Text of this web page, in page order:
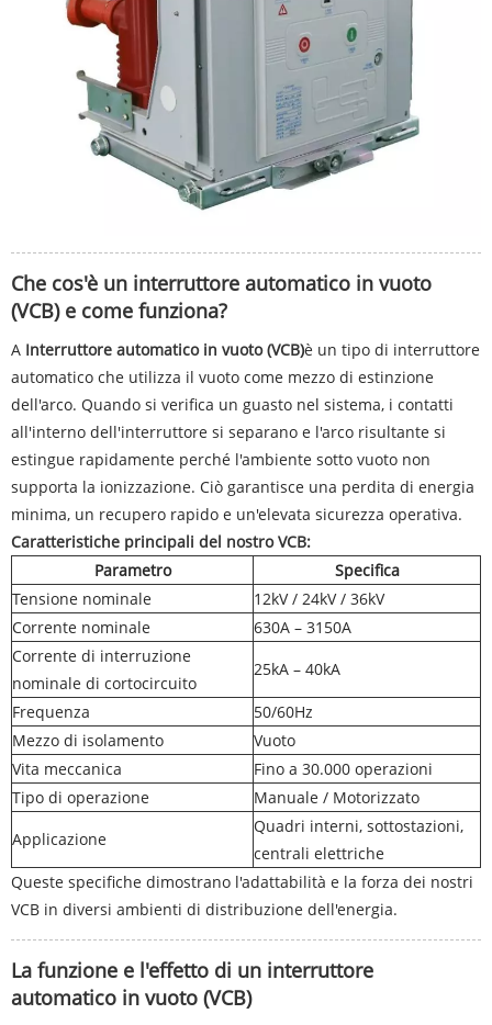
Che cos'è un interruttore automatico in vuoto
(VCB) e come funziona?
A Interruttore automatico in vuoto (VCB)è un tipo di interruttore
automatico che utilizza il vuoto come mezzo di estinzione
dell'arco. Quando si verifica un guasto nel sistema, i contatti
all'interno dell'interruttore si separano e l'arco risultante si
estingue rapidamente perché l'ambiente sotto vuoto non
supporta la ionizzazione. Ciò garantisce una perdita di energia
minima, un recupero rapido e un'elevata sicurezza operativa.
Caratteristiche principali del nostro VCB:
Parametro
Specifica
Tensione nominale
12kV / 24kV / 36kV
Corrente nominale
630A – 3150A
Corrente di interruzione
nominale di cortocircuito
25kA – 40kA
Frequenza
50/60Hz
Mezzo di isolamento
Vuoto
Vita meccanica
Fino a 30.000 operazioni
Tipo di operazione
Manuale / Motorizzato
Applicazione
Quadri interni, sottostazioni,
centrali elettriche
Queste specifiche dimostrano l'adattabilità e la forza dei nostri
VCB in diversi ambienti di distribuzione dell'energia.
La funzione e l'effetto di un interruttore
automatico in vuoto (VCB)